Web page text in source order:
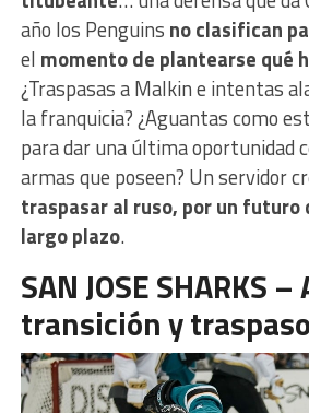
año los Penguins no clasifican
el momento de plantearse qué
¿Traspasas a Malkin e intentas
la franquicia? ¿Aguantas como
para dar una última oportunidad
armas que poseen? Un servidor
traspasar al ruso, por un futuro
largo plazo.
SAN JOSE SHARKS
transición y